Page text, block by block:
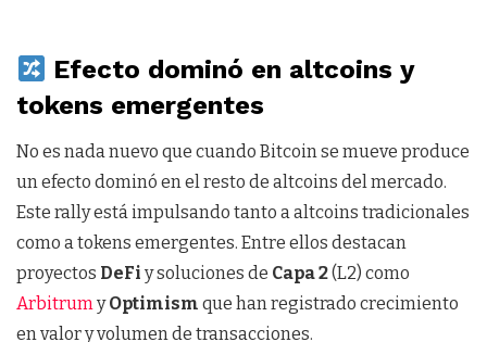
Efecto dominó en altcoins y
tokens emergentes
No es nada nuevo que cuando Bitcoin se mueve produce
un efecto dominó en el resto de altcoins del mercado.
Este rally está impulsando tanto a altcoins tradicionales
como a tokens emergentes. Entre ellos destacan
proyectos DeFi y soluciones de Capa 2(L2) como
ArbitrumyOptimism que han registrado crecimiento
en valor y volumen de transacciones.